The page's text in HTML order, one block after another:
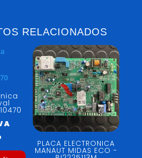
RELACIONADOS
PLACA ELECTRONICA
MANAUT MIDAS ECO -